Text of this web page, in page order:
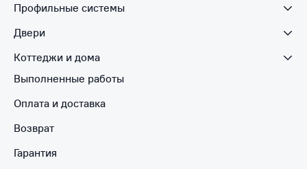
Профильные системы
Двери
Коттеджи и дома
Выполненные работы
Оплата и доставка
Возврат
Гарантия